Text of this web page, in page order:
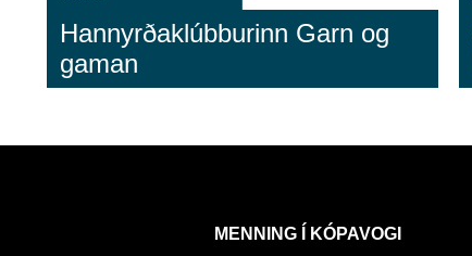
Hannyrðaklúbburinn Garn og
gaman
MENNING Í KÓPAVOGI